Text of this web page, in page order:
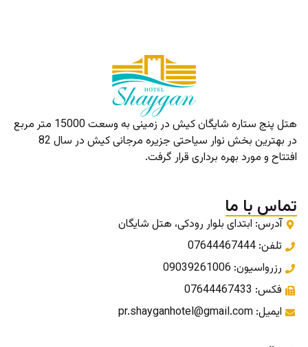
هتل پنج ستاره شایگان کیش در زمینی به وسعت 15000 متر مربع
در بهترین بخش نوار سیاحتی جزیره مرجانی کیش در سال 82
افتتاح و مورد بهره برداری قرار گرفت.
تماس با ما
آدرس: ابتدای بلوار رودکی، هتل شایگان
تلفن: 07644467444
رزرواسیون: 09039261006
فکس: 07644467433
ایمیل: pr.shayganhotel@gmail.com